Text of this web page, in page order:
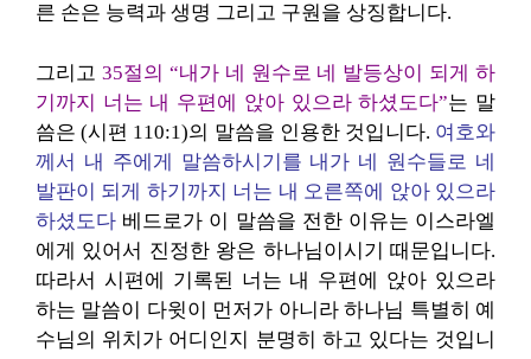
른 손은 능력과 생명 그리고 구원을 상징합니다.
그리고 35절의 “내가 네 원수로 네 발등상이 되게 하
기까지 너는 내 우편에 앉아 있으라 하셨도다”는 말
씀은 (시편 110:1)의 말씀을 인용한 것입니다. 여호와
께서 내 주에게 말씀하시기를 내가 네 원수들로 네
발판이 되게 하기까지 너는 내 오른쪽에 앉아 있으라
하셨도다 베드로가 이 말씀을 전한 이유는 이스라엘
에게 있어서 진정한 왕은 하나님이시기 때문입니다.
따라서 시편에 기록된 너는 내 우편에 앉아 있으라
하는 말씀이 다윗이 먼저가 아니라 하나님 특별히 예
수님의 위치가 어디인지 분명히 하고 있다는 것입니